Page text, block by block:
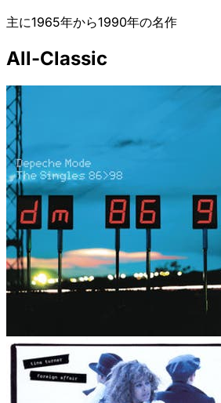
主に1965年から1990年の名作
All-Classic